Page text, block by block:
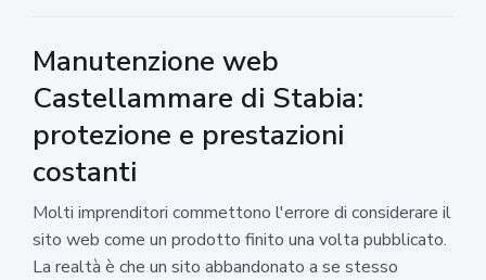
Manutenzione web
Castellammare di Stabia:
protezione e prestazioni
costanti
Molti imprenditori commettono l'errore di considerare il
sito web come un prodotto finito una volta pubblicato.
La realtà è che un sito abbandonato a se stesso